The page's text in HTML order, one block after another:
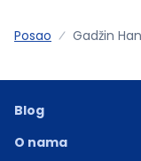
Posao Gadžin Han
Blog
O nama